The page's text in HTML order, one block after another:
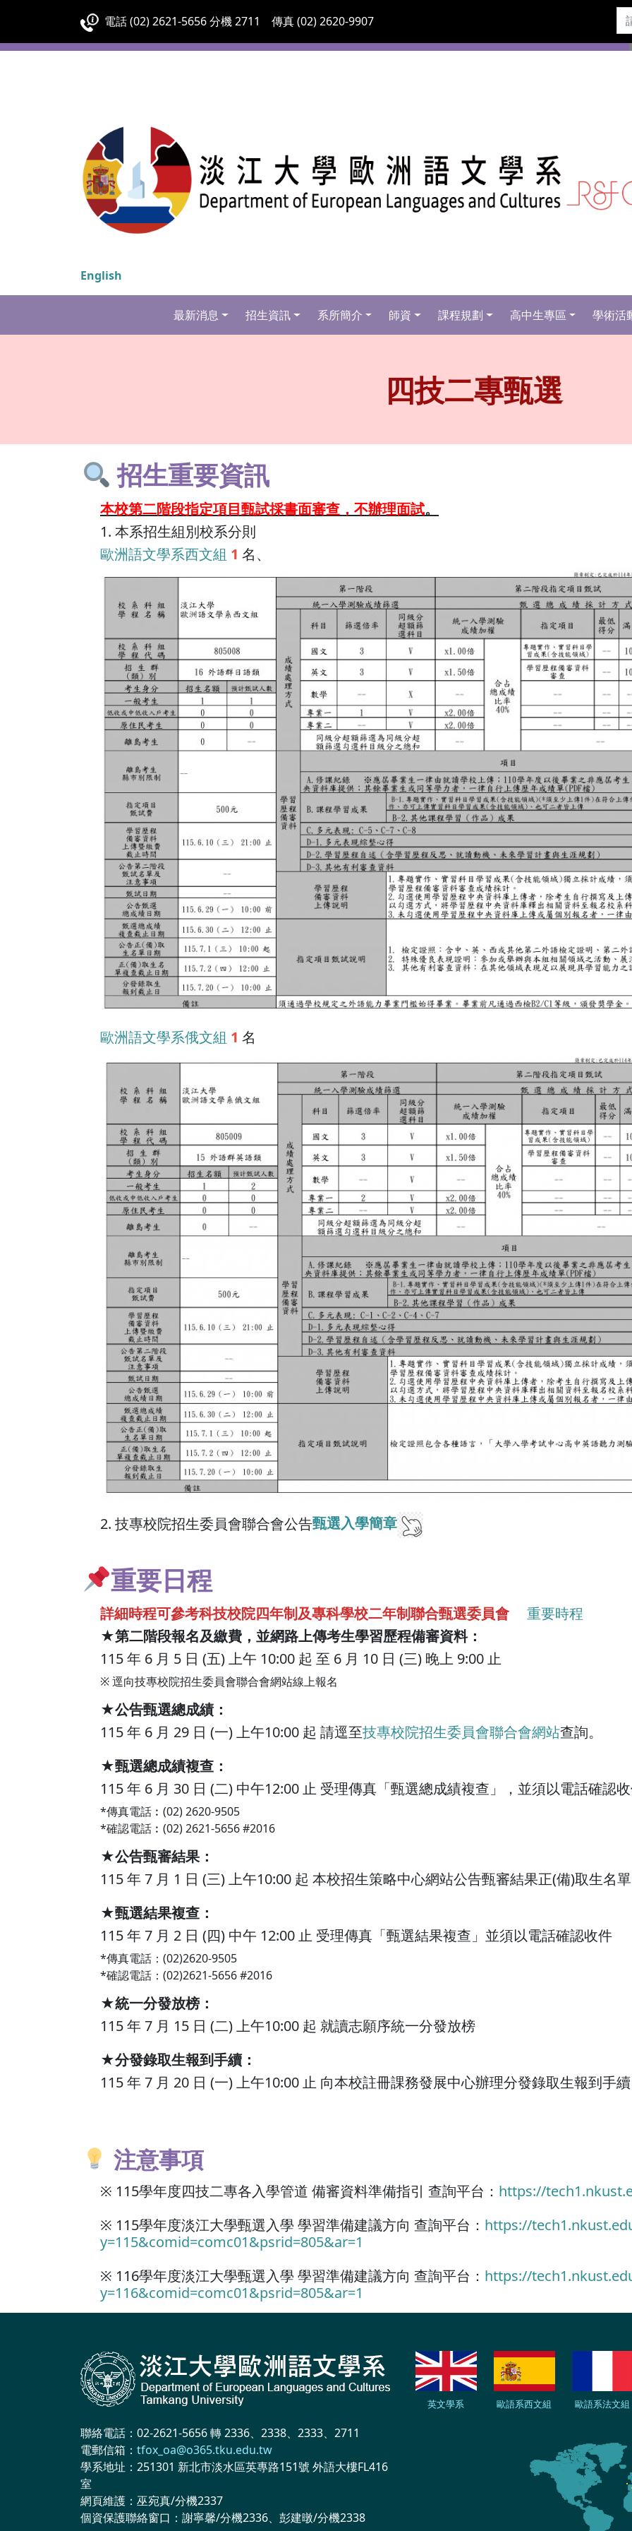
電話 (02) 2621-5656 分機 2711 傳真 (02) 2620-9907
English
最新消息 招生資訊 系所簡介 師資 課程規劃 高中生專區 學術活
四技二專甄選
招生重要資訊
本校第二階段指定項目甄試採書面審查，不辦理面試。
1. 本系招生組別校系分則
歐洲語文學系西文組 1 名、
歐洲語文學系俄文組 1 名
2. 技專校院招生委員會聯合會公告甄選入學簡章
重要日程
詳細時程可參考科技校院四年制及專科學校二年制聯合甄選委員會
重要時程
★第二階段報名及繳費，並網路上傳考生學習歷程備審資料：
115 年 6 月 5 日 (五) 上午 10:00 起 至 6 月 10 日 (三) 晚上 9:00 止
※ 逕向技專校院招生委員會聯合會網站線上報名
★公告甄選總成績：
115 年 6 月 29 日 (一) 上午10:00 起 請逕至技專校院招生委員會聯合會網站查詢。
★甄選總成績複查 ：
115 年 6 月 30 日 (二) 中午12:00 止 受理傳真「甄選總成績複查」，並須以電話確認
*傳真電話︰(02) 2620-9505
*確認電話︰(02) 2621-5656 #2016
★公告甄審結果：
115 年7 月 1 日 (三) 上午10:00 起 本校招生策略中心網站公告甄審結果正(備)取生名單
★甄選結果複查 ：
115 年 7 月 2 日 (四) 中午 12:00止 受理傳真「甄選結果複查」並須以電話確認收件
*傳真電話：(02)2620-9505
*確認電話：(02)2621-5656 #2016
★統一分發放榜 ：
115 年 7 月 15 日 (二) 上午10:00 起 就讀志願序統一分發放榜
★分發錄取生報到手續：
115 年 7 月 20 日 (一) 上午10:00 止 向本校註冊課務發展中心辦理分發錄取生報到手續
注意事項
※ 115學年度四技二專各入學管道 備審資料準備指引 查詢平台： https://
※ 115學年度淡江大學甄選入學 學習準備建議方向 查詢平台： https://
y=115&comid=comc01&psrid=805&ar=1
※ 116學年度淡江大學甄選入學 學習準備建議方向 查詢平台： https://
y=116&comid=comc01&psrid=805&ar=1
聯絡電話：02-2621-5656 轉 2336、2338、2333、2711
電郵信箱： tfox_oa@o365.tku.edu.tw
學系地址：251301 新北市淡水區英專路151號 外語大樓FL416
室
網頁維護：巫宛真/分機2337
個資保護聯絡窗口：謝寧馨/分機2336、彭建暾/分機2338
英文學系 歐語系西文組 歐語系法文組